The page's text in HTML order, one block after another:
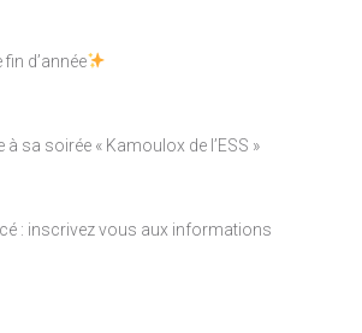
d’année
sa soirée « Kamoulox de l’ESS »
: inscrivez vous aux informations